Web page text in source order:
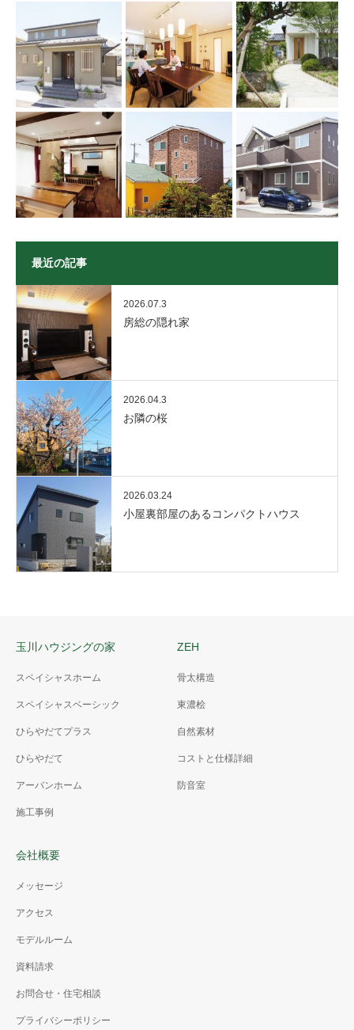
最近の記事
2026.07.3
房総の隠れ家
2026.04.3
お隣の桜
2026.03.24
小屋裏部屋のあるコンパクトハウス
玉川ハウジングの家
スペイシャスホーム
スペイシャスベーシック
ひらやだてプラス
ひらやだて
アーバンホーム
施工事例
ZEH
骨太構造
東濃桧
自然素材
コストと仕様詳細
防音室
会社概要
メッセージ
アクセス
モデルルーム
資料請求
お問合せ・住宅相談
プライバシーポリシー